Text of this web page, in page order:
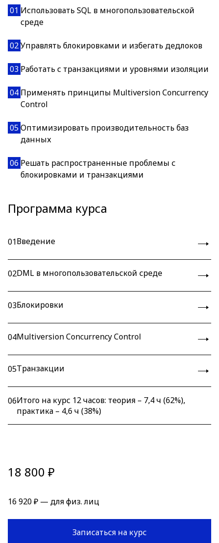
01 Использовать SQL в многопользовательской
среде
02Управлять блокировками и избегать дедлоков
03 Работать с транзакциями и уровнями изоляции
04 Применять принципы Multiversion Concurrency
Control
05Оптимизировать производительность баз
данных
06 Решать распространенные проблемы с
блокировками и транзакциями
Программа курса
01Введение
02DML в многопользовательской среде
03Блокировки
04Multiversion Concurrency Control
05Транзакции
06Итого на курс 12 часов: теория – 7,4 ч (62%),
практика – 4,6 ч (38%)
18 800 ₽
16 920 ₽ — для физ. лиц
Записаться на курс